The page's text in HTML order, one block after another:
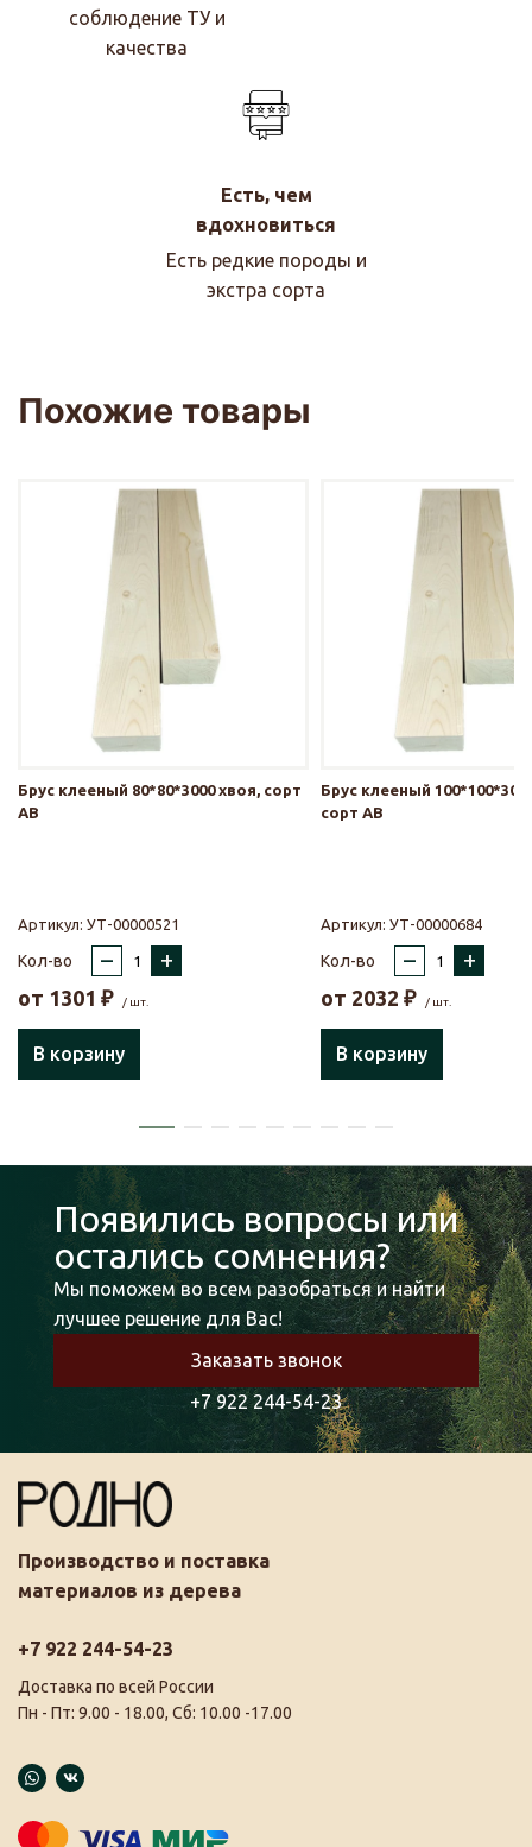
соблюдение ТУ и
качества
Есть, чем
вдохновиться
Есть редкие породы и
экстра сорта
Похожие товары
Брус клееный 80*80*3000 хвоя, сорт
АВ
Артикул: УТ-00000521
Кол-во – +
от 1301 ₽ / шт.
В корзину
Брус клееный
сорт АВ
Артикул: УТ-00000684
Кол-во – +
от 2032 ₽ / шт.
В корзину
Появились вопросы или
остались сомнения?
Мы поможем во всем разобраться и найти
лучшее решение для Вас!
Заказать звонок
+7 922 244-54-23
Производство и поставка
материалов из дерева
+7 922 244-54-23
Доставка по всей России
Пн - Пт: 9.00 - 18.00, Сб: 10.00 -17.00